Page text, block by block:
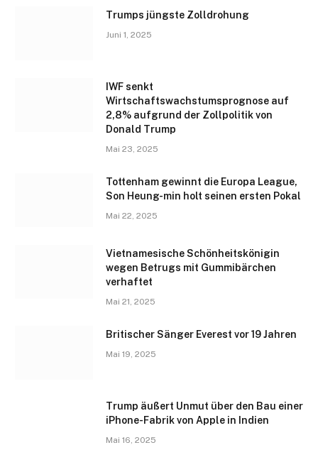
Trumps jüngste Zolldrohung
Juni 1, 2025
IWF senkt
Wirtschaftswachstumsprognose auf
2,8% aufgrund der Zollpolitik von
Donald Trump
Mai 23, 2025
Tottenham gewinnt die Europa League,
Son Heung-min holt seinen ersten Pokal
Mai 22, 2025
Vietnamesische Schönheitskönigin
wegen Betrugs mit Gummibärchen
verhaftet
Mai 21, 2025
Britischer Sänger Everest vor 19 Jahren
Mai 19, 2025
Trump äußert Unmut über den Bau einer
iPhone-Fabrik von Apple in Indien
Mai 16, 2025